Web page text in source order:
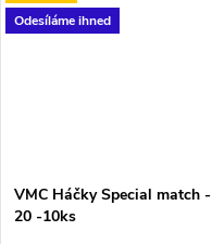
Odesíláme ihned
VMC Háčky Special match -
20 -10ks